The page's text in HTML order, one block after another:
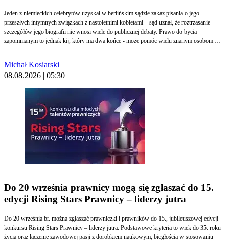
Jeden z niemieckich celebrytów uzyskał w berlińskim sądzie zakaz pisania o jego
przeszłych intymnych związkach z nastoletnimi kobietami – sąd uznał, że roztrząsanie
szczegółów jego biografii nie wnosi wiele do publicznej debaty. Prawo do bycia
zapomnianym to jednak kij, który ma dwa końce - może pomóc wielu znanym osobom w
nich w internecie i komercyjnych bazach danych.
Michał Kosiarski
08.08.2026 | 05:30
Do 20 września prawnicy mogą się zgłaszać do 15.
edycji Rising Stars Prawnicy – liderzy jutra
Do 20 września br. można zgłaszać prawniczki i prawników do 15., jubileuszowej edycji
konkursu Rising Stars Prawnicy – liderzy jutra. Podstawowe kryteria to wiek do 35. roku
życia oraz łączenie zawodowej pasji z dorobkiem naukowym, biegłością w stosowaniu